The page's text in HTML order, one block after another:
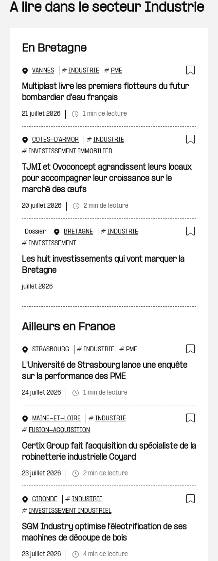
A lire dans le secteur Industrie
En Bretagne
VANNES # INDUSTRIE # PME
Multiplast livre les premiers flotteurs du futur
bombardier d'eau français
21 juillet 2026 1 min de lecture
CÔTES-D'ARMOR # INDUSTRIE
# INVESTISSEMENT IMMOBILIER
TJMI et Ovoconcept agrandissent leurs locaux
pour accompagner leur croissance sur le
marché des œufs
20 juillet 2026 2 min de lecture
Dossier BRETAGNE # INDUSTRIE
# INVESTISSEMENT
Les huit investissements qui vont marquer la
Bretagne
juillet 2026
Ailleurs en France
STRASBOURG # INDUSTRIE # PME
L'Université de Strasbourg lance une enquête
sur la performance des PME
24 juillet 2026 1 min de lecture
MAINE-ET-LOIRE # INDUSTRIE
# FUSION-ACQUISITION
Certix Group fait l'acquisition du spécialiste de la
robinetterie industrielle Coyard
23 juillet 2026 2 min de lecture
GIRONDE # INDUSTRIE
# INVESTISSEMENT INDUSTRIEL
SGM Industry optimise l’électrification de ses
machines de découpe de bois
23 juillet 2026 4 min de lecture